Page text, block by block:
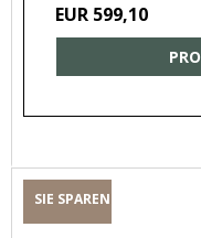
EUR 599,10
SIE SPAREN